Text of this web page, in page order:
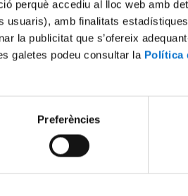
perquè accediu al lloc web amb
usuaris), amb finalitats
la publicitat que s’ofereix
galetes podeu consultar la Política
Preferències
/ca/content/normes-generals-
treballs-de-fi-de-master-universitari